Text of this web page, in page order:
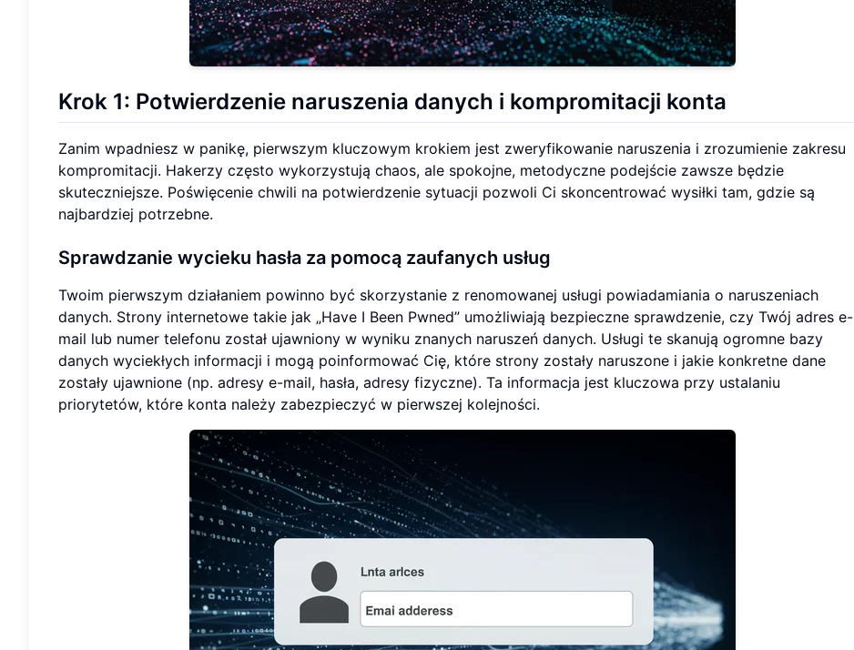
Krok 1: Potwierdzenie naruszenia danych i kompromitacji konta
Zanim wpadniesz w panikę, pierwszym kluczowym krokiem jest zweryfikowanie naruszenia i zrozumienie zakresu
kompromitacji. Hakerzy często wykorzystują chaos, ale spokojne, metodyczne podejście zawsze będzie
skuteczniejsze. Poświęcenie chwili na potwierdzenie sytuacji pozwoli Ci skoncentrować wysiłki tam, gdzie są
najbardziej potrzebne.
Sprawdzanie wycieku hasła za pomocą zaufanych usług
Twoim pierwszym działaniem powinno być skorzystanie z renomowanej usługi powiadamiania o naruszeniach
danych. Strony internetowe takie jak „Have I Been Pwned” umożliwiają bezpieczne sprawdzenie, czy Twój adres e-
mail lub numer telefonu został ujawniony w wyniku znanych naruszeń danych. Usługi te skanują ogromne bazy
danych wyciekłych informacji i mogą poinformować Cię, które strony zostały naruszone i jakie konkretne dane
zostały ujawnione (np. adresy e-mail, hasła, adresy fizyczne). Ta informacja jest kluczowa przy ustalaniu
priorytetów, które konta należy zabezpieczyć w pierwszej kolejności.